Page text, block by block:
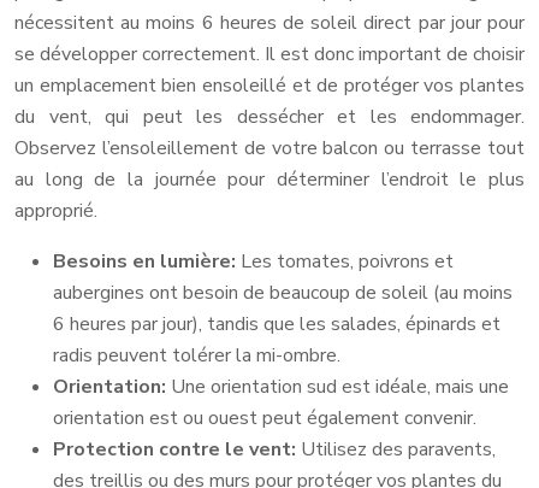
nécessitent au moins 6 heures de soleil direct par jour pour
se développer correctement. Il est donc important de choisir
un emplacement bien ensoleillé et de protéger vos plantes
du vent, qui peut les dessécher et les endommager.
Observez l’ensoleillement de votre balcon ou terrasse tout
au long de la journée pour déterminer l’endroit le plus
approprié.
Besoins en lumière: Les tomates, poivrons et
aubergines ont besoin de beaucoup de soleil (au moins
6 heures par jour), tandis que les salades, épinards et
radis peuvent tolérer la mi-ombre.
Orientation: Une orientation sud est idéale, mais une
orientation est ou ouest peut également convenir.
Protection contre le vent: Utilisez des paravents,
des treillis ou des murs pour protéger vos plantes du